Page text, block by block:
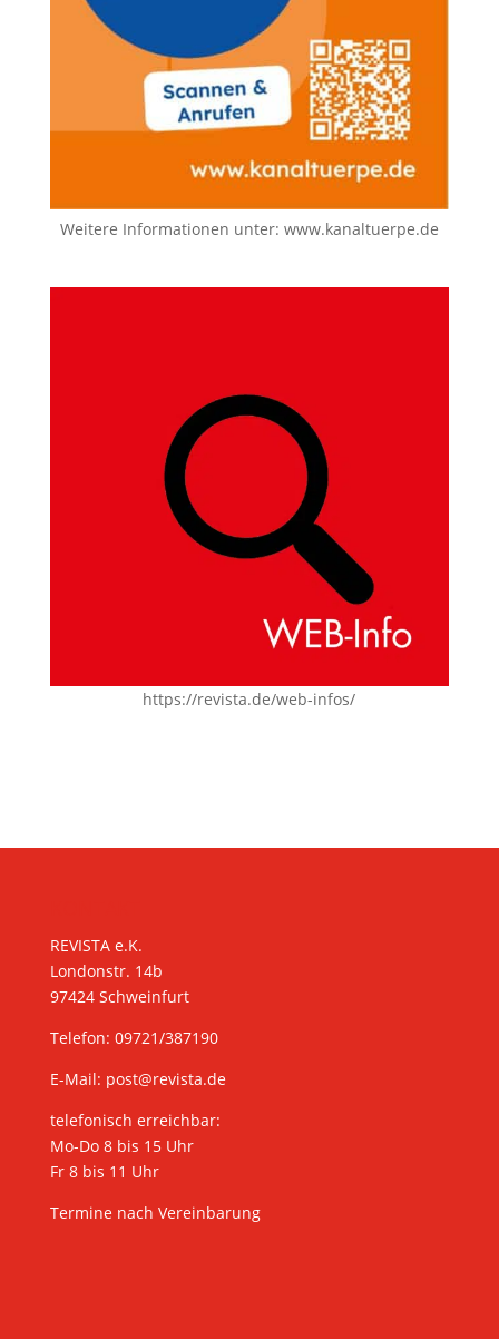
Weitere Informationen unter: www.kanaltuerpe.de
https://revista.de/web-infos/
REVISTA e.K.
Londonstr. 14b
97424 Schweinfurt
Telefon: 09721/387190
E-Mail: post@revista.de
telefonisch erreichbar:
Mo-Do 8 bis 15 Uhr
Fr 8 bis 11 Uhr
Termine nach Vereinbarung